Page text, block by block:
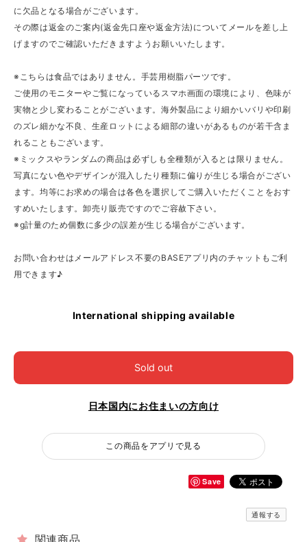
に欠品となる場合がございます。
その際は返金のご案内(返金先口座や返金方法)についてメールを差し上
げますのでご確認いただきますようお願いいたします。
※こちらは食品ではありません。手芸用樹脂パーツです。
ご使用のモニターやご覧になっているスマホ画面の環境により、色味が
実物と少し変わることがございます。海外製品により細かいバリや印刷
のズレ細かな不良、生産ロットによる細部の違いがあるものが若干含ま
れることもございます。
※ミックスやランダムの商品は必ずしも全種類が入るとは限りません。
写真にない色やデザインが混入したり種類に偏りが生じる場合がござい
ます。均等にお求めの場合は各色を選択してご購入いただくことをおす
すめいたします。卸売り販売ですのでご容赦下さい。
※g計量のため個数に多少の誤差が生じる場合がございます。
お問い合わせはメールアドレス不要のBASEアプリ内のチャットもご利
用できます♪
International shipping available
Sold out
日本国内にお住まいの方向け
この商品をアプリで見る
Save
通報する